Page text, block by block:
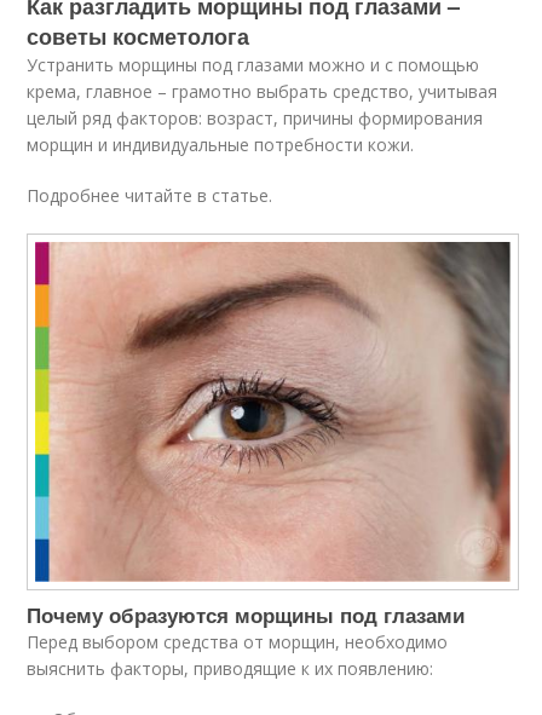
советы косметолога
Устранить морщины под глазами можно и с помощью
крема, главное – грамотно выбрать средство, учитывая
целый ряд факторов: возраст, причины формирования
морщин и индивидуальные потребности кожи.
Подробнее читайте в статье.
Почему образуются морщины под глазами
Перед выбором средства от морщин, необходимо
выяснить факторы, приводящие к их появлению: